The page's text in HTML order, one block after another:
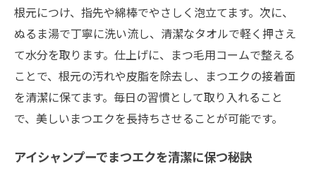
根元につけ、指先や綿棒でやさしく泡立てます。次に、
ぬるま湯で丁寧に洗い流し、清潔なタオルで軽く押さえ
て水分を取ります。仕上げに、まつ毛用コームで整える
ことで、根元の汚れや皮脂を除去し、まつエクの接着面
を清潔に保てます。毎日の習慣として取り入れること
で、美しいまつエクを長持ちさせることが可能です。
アイシャンプーでまつエクを清潔に保つ秘訣